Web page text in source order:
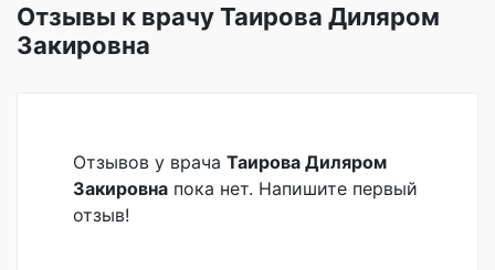
Отзывы к врачу Таирова Диляром
Закировна
Отзывов у врача Таирова Диляром
Закировна пока нет. Напишите первый
отзыв!